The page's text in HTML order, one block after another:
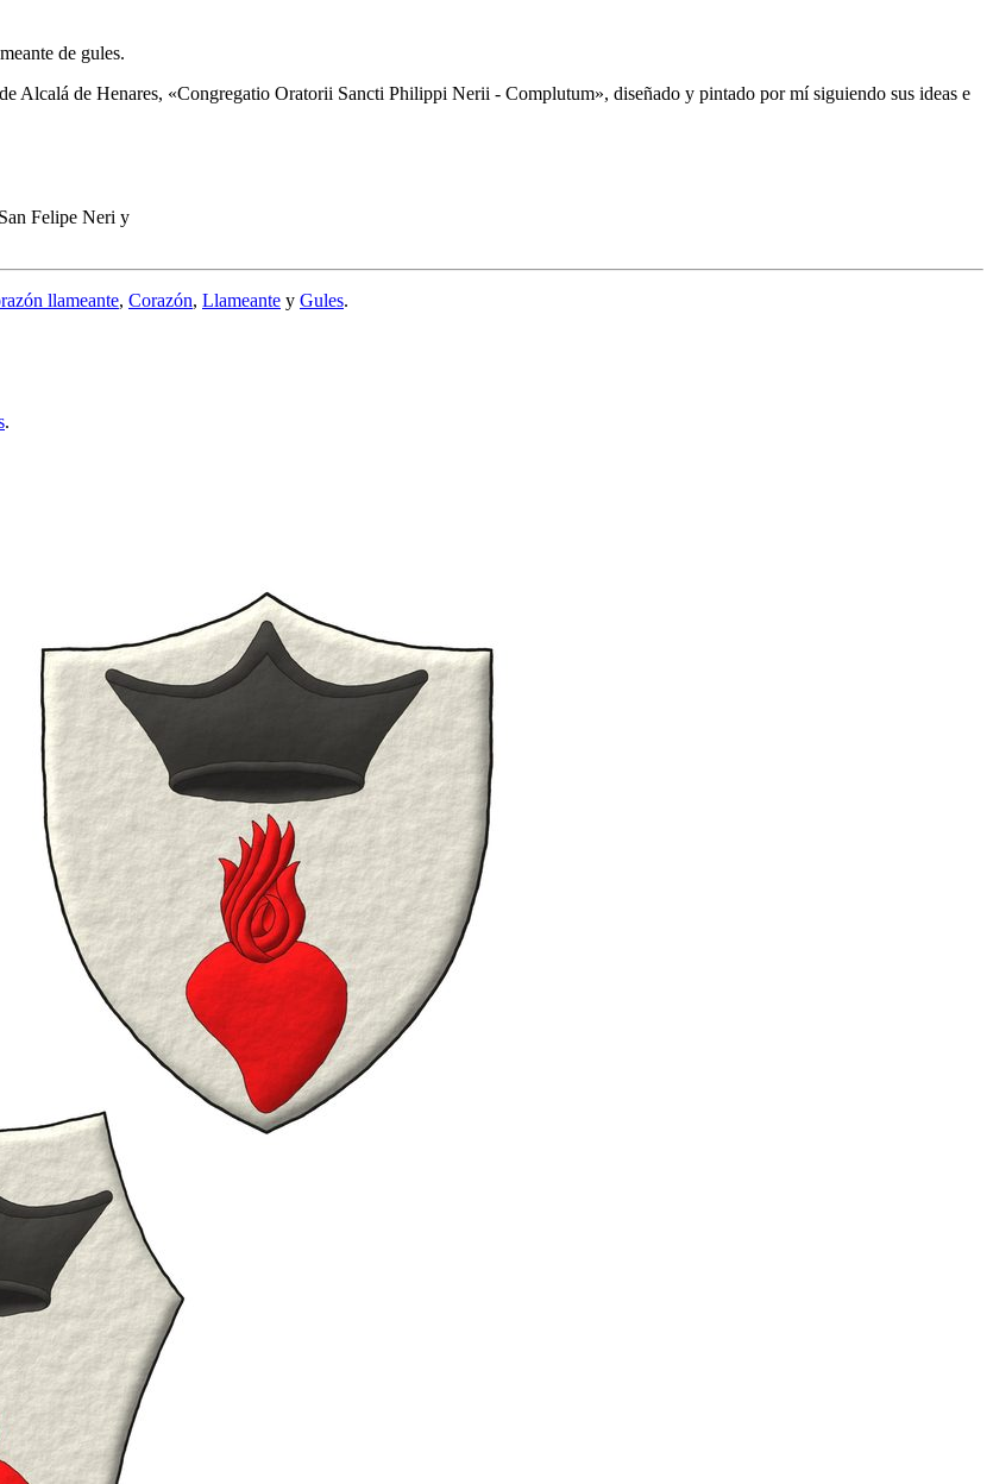
de gules.
Alcalá de Henares, «Congregatio Oratorii Sancti Philippi Nerii - Complutum», diseñado y pintado por mí siguiendo sus ideas e
Felipe Neri y
llameante, Corazón, Llameante y Gules.
.